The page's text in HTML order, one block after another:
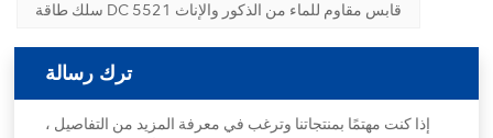
سلك طاقة DC 5521 قابس مقاوم للماء من الذكور والإناث
ترك رسالة
إذا كنت مهتمًا بمنتجاتنا وترغب في معرفة المزيد من التفاصيل ،